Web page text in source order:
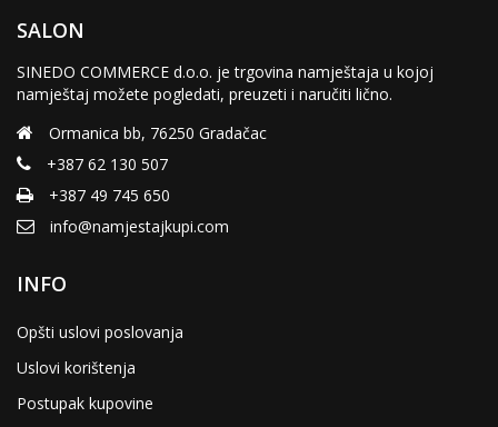
SALON
SINEDO COMMERCE d.o.o. je trgovina namještaja u kojoj
namještaj možete pogledati, preuzeti i naručiti lično.
Ormanica bb, 76250 Gradačac
+387 62 130 507
+387 49 745 650
info@namjestajkupi.com
INFO
Opšti uslovi poslovanja
Uslovi korištenja
Postupak kupovine